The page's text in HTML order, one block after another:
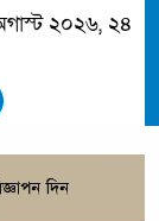
২০২৬, ২৪